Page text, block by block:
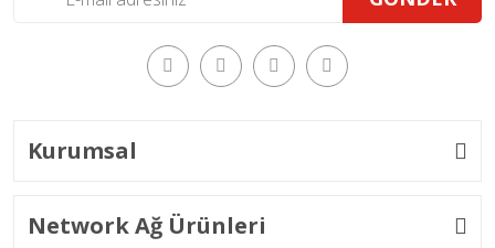
Kurumsal
Network Ağ Ürünleri